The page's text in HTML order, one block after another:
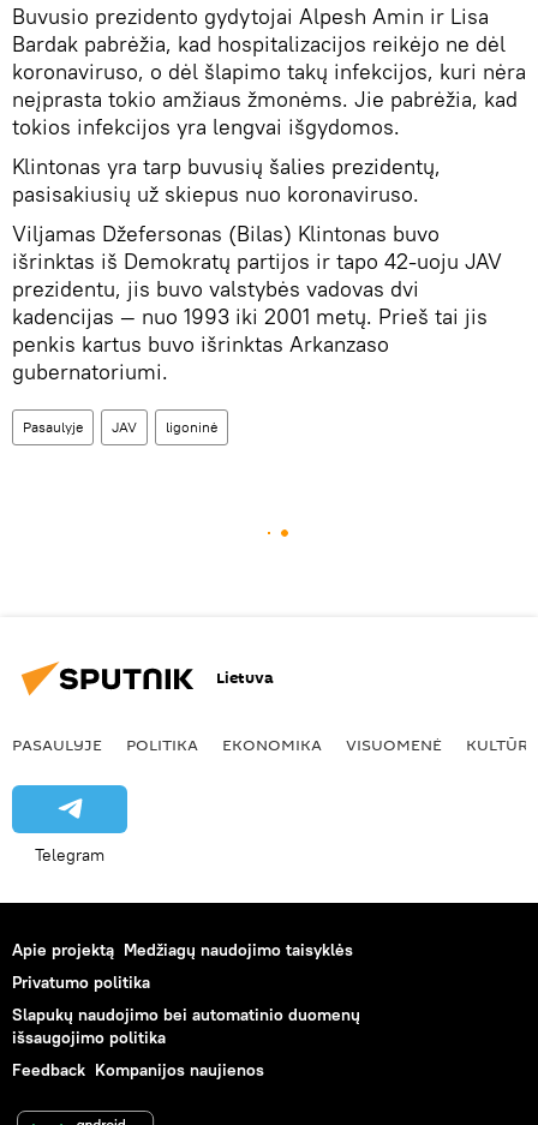
Buvusio prezidento gydytojai Alpesh Amin ir Lisa
Bardak pabrėžia, kad hospitalizacijos reikėjo ne dėl
koronaviruso, o dėl šlapimo takų infekcijos, kuri nėra
neįprasta tokio amžiaus žmonėms. Jie pabrėžia, kad
tokios infekcijos yra lengvai išgydomos.
Klintonas yra tarp buvusių šalies prezidentų,
pasisakiusių už skiepus nuo koronaviruso.
Viljamas Džefersonas (Bilas) Klintonas buvo
išrinktas iš Demokratų partijos ir tapo 42-uoju JAV
prezidentu, jis buvo valstybės vadovas dvi
kadencijas — nuo 1993 iki 2001 metų. Prieš tai jis
penkis kartus buvo išrinktas Arkanzaso
gubernatoriumi.
Pasaulyje JAV ligoninė
Lietuva
PASAULYJE POLITIKA EKONOMIKA VISUOMENĖ KULTŪRA
Telegram
Apie projektą Medžiagų naudojimo taisyklės
Privatumo politika
Slapukų naudojimo bei automatinio duomenų
išsaugojimo politika
Feedback Kompanijos naujienos